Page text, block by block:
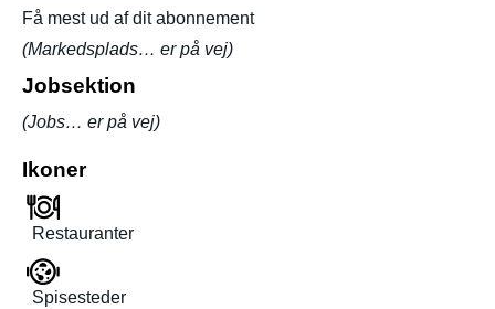
Få mest ud af dit abonnement
(Markedsplads… er på vej)
Jobsektion
(Jobs… er på vej)
Ikoner
Restauranter
Spisesteder